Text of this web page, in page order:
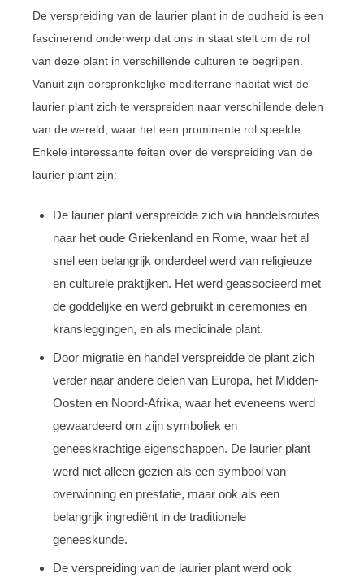
De verspreiding van de laurier plant in de oudheid is een
fascinerend onderwerp dat ons in staat stelt om de rol
van deze plant in verschillende culturen te begrijpen.
Vanuit zijn oorspronkelijke mediterrane habitat wist de
laurier plant zich te verspreiden naar verschillende delen
van de wereld, waar het een prominente rol speelde.
Enkele interessante feiten over de verspreiding van de
laurier plant zijn:
De laurier plant verspreidde zich via handelsroutes
naar het oude Griekenland en Rome, waar het al
snel een belangrijk onderdeel werd van religieuze
en culturele praktijken. Het werd geassocieerd met
de goddelijke en werd gebruikt in ceremonies en
kransleggingen, en als medicinale plant.
Door migratie en handel verspreidde de plant zich
verder naar andere delen van Europa, het Midden-
Oosten en Noord-Afrika, waar het eveneens werd
gewaardeerd om zijn symboliek en
geneeskrachtige eigenschappen. De laurier plant
werd niet alleen gezien als een symbool van
overwinning en prestatie, maar ook als een
belangrijk ingrediënt in de traditionele
geneeskunde.
De verspreiding van de laurier plant werd ook